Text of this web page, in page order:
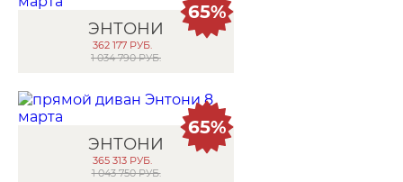
ЭНТОНИ
362 177 РУБ.
1 034 790 РУБ.
65%
ЭНТОНИ
365 313 РУБ.
1 043 750 РУБ.
65%